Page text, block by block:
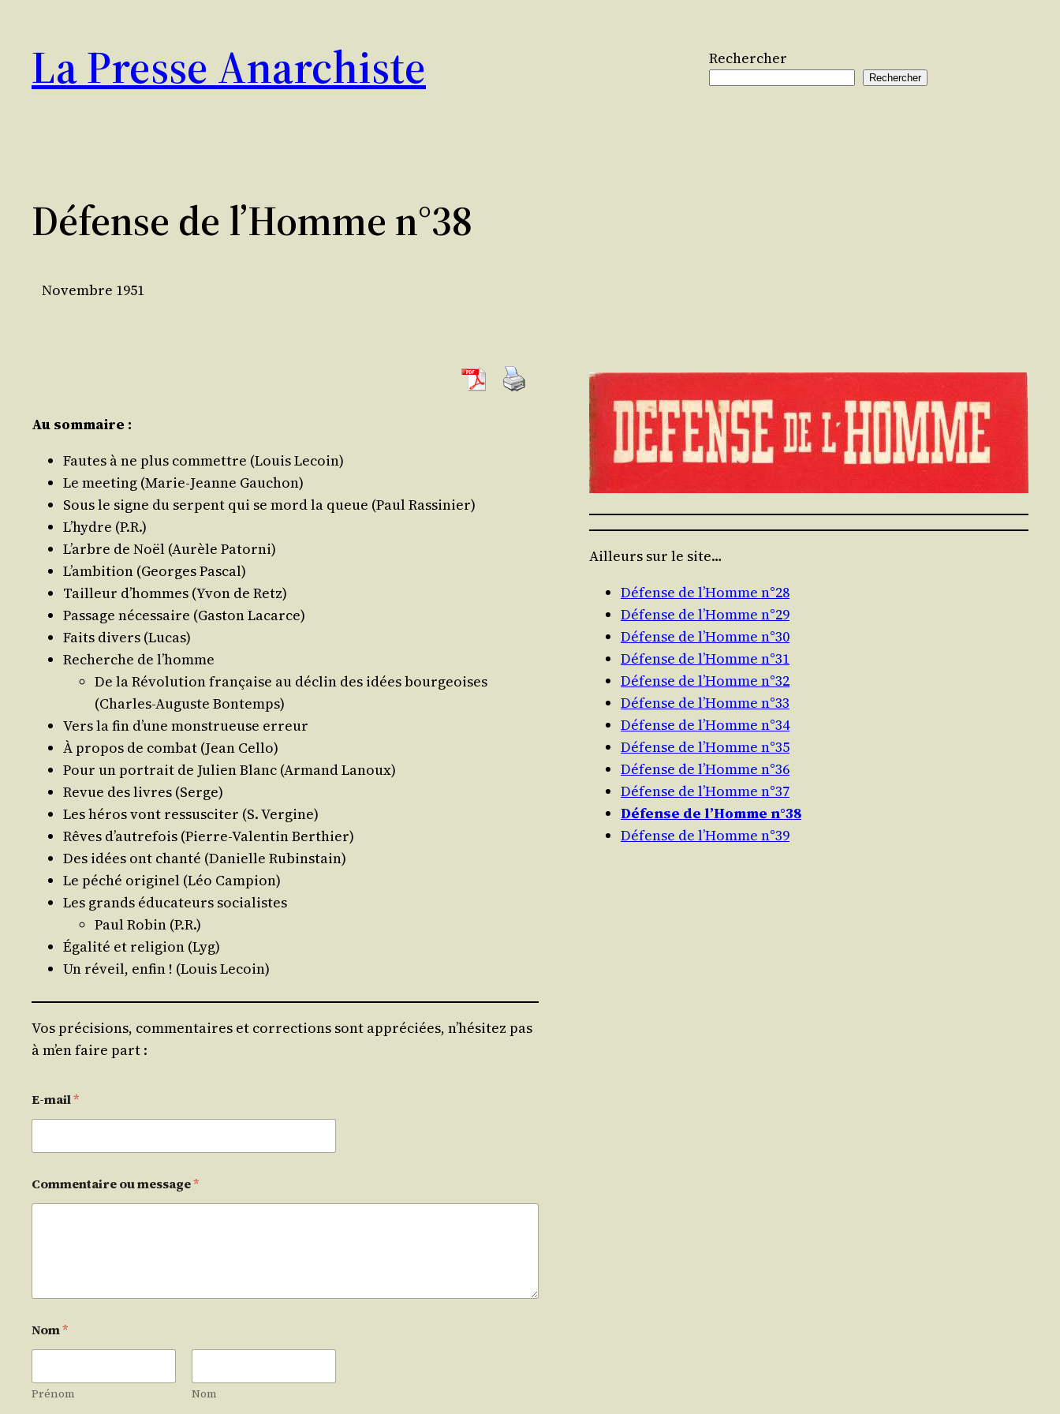
contenu
La Presse Anarchiste Rechercher
Rechercher
Défense de l’Homme n°38
Novembre 1951
Au som­maire :
Fautes à ne plus com­mettre (Louis Lecoin)
Le mee­ting (Marie-Jeanne Gauchon)
Sous le signe du ser­pent qui se mord la queue (Paul Rassinier)
L’hydre (P.R.)
L’arbre de Noël (Aurèle Patorni)
L’ambition (Georges Pascal)
Tailleur d’hommes (Yvon de Retz)
Pas­sage néces­saire (Gas­ton Lacarce)
Faits divers (Lucas)
Recherche de l’homme
De la Révo­lu­tion fran­çaise au déclin des idées bour­geoises
(Charles-Auguste Bontemps)
Vers la fin d’une mons­trueuse erreur
À pro­pos de com­bat (Jean Cello)
Pour un por­trait de Julien Blanc (Armand Lanoux)
Revue des livres (Serge)
Les héros vont res­sus­ci­ter (S. Vergine)
Rêves d’autrefois (Pierre-Valen­tin Berthier)
Des idées ont chan­té (Danielle Rubinstain)
Le péché ori­gi­nel (Léo Campion)
Les grands édu­ca­teurs socialistes
Paul Robin (P.R.)
Éga­li­té et reli­gion (Lyg)
Un réveil, enfin ! (Louis Lecoin)
Vos précisions, commentaires et corrections sont appréciées, n’hésitez pas
à m’en faire part :
E-mail*
Commentaire ou message*
Nom*
Prénom Nom
Ailleurs sur le site…
Défense de l’Homme n°28
Défense de l’Homme n°29
Défense de l’Homme n°30
Défense de l’Homme n°31
Défense de l’Homme n°32
Défense de l’Homme n°33
Défense de l’Homme n°34
Défense de l’Homme n°35
Défense de l’Homme n°36
Défense de l’Homme n°37
Défense de l’Homme n°38
Défense de l’Homme n°39